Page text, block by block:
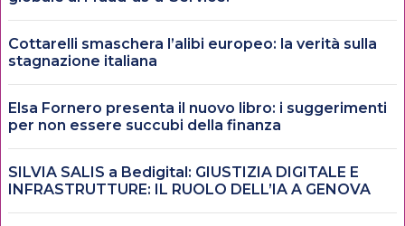
Cottarelli smaschera l’alibi europeo: la verità sulla
stagnazione italiana
Elsa Fornero presenta il nuovo libro: i suggerimenti
per non essere succubi della finanza
SILVIA SALIS a Bedigital: GIUSTIZIA DIGITALE E
INFRASTRUTTURE: IL RUOLO DELL’IA A GENOVA